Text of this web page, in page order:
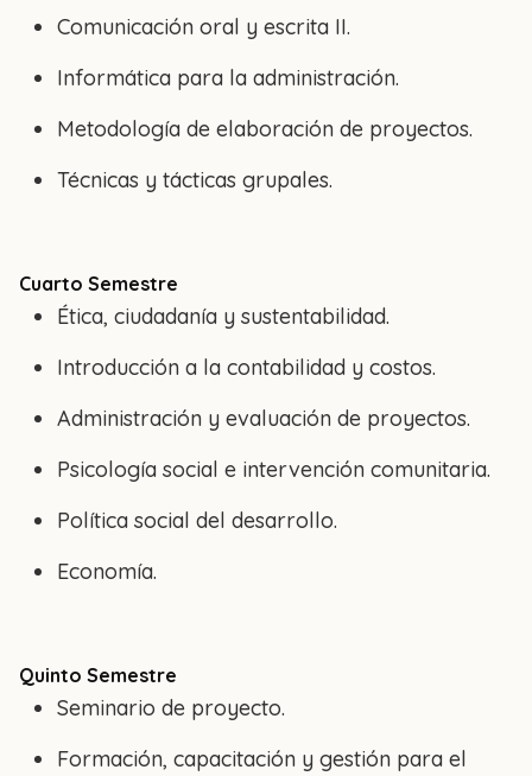
Comunicación oral y escrita II.
Informática para la administración.
Metodología de elaboración de proyectos.
Técnicas y tácticas grupales.
Cuarto Semestre
Ética, ciudadanía y sustentabilidad.
Introducción a la contabilidad y costos.
Administración y evaluación de proyectos.
Psicología social e intervención comunitaria.
Política social del desarrollo.
Economía.
Quinto Semestre
Seminario de proyecto.
Formación, capacitación y gestión para el